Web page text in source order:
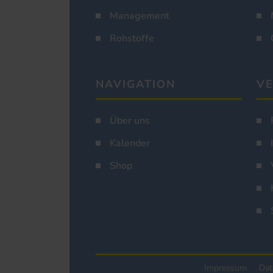
Management
Rohstoffe
NAVIGATION
Über uns
Kalender
Shop
Impressum